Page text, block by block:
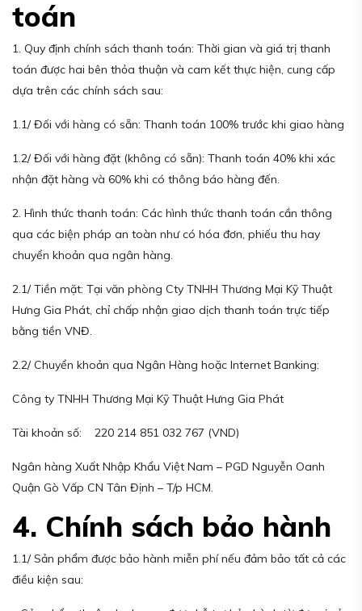
toán
1. Quy định chính sách thanh toán: Thời gian và giá trị thanh
toán được hai bên thỏa thuận và cam kết thực hiện, cung cấp
dựa trên các chính sách sau:
1.1/ Đối với hàng có sẵn: Thanh toán 100% trước khi giao hàng
1.2/ Đối với hàng đặt (không có sẵn): Thanh toán 40% khi xác
nhận đặt hàng và 60% khi có thông báo hàng đến.
2. Hình thức thanh toán: Các hình thức thanh toán cần thông
qua các biện pháp an toàn như có hóa đơn, phiếu thu hay
chuyển khoản qua ngân hàng.
2.1/ Tiền mặt: Tại văn phòng Cty TNHH Thương Mại Kỹ Thuật
Hưng Gia Phát, chỉ chấp nhận giao dịch thanh toán trực tiếp
bằng tiền VNĐ.
2.2/ Chuyển khoản qua Ngân Hàng hoặc Internet Banking:
Công ty TNHH Thương Mại Kỹ Thuật Hưng Gia Phát
Tài khoản số: 220 214 851 032 767 (VND)
Ngân hàng Xuất Nhập Khẩu Việt Nam – PGD Nguyễn Oanh
Quận Gò Vấp CN Tân Định – T/p HCM.
4. Chính sách bảo hành
1.1/ Sản phẩm được bảo hành miễn phí nếu đảm bảo tất cả các
điều kiện sau: